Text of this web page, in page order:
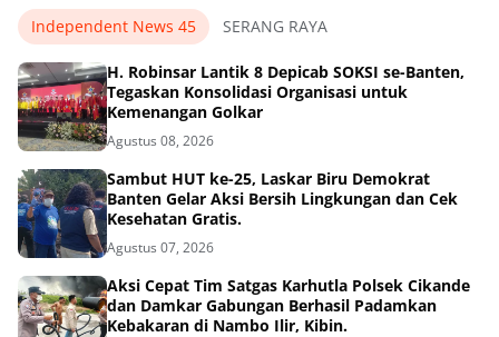
Independent News 45 SERANG RAYA
H. Robinsar Lantik 8 Depicab SOKSI se-Banten,
Tegaskan Konsolidasi Organisasi untuk
Kemenangan Golkar
Agustus 08, 2026
Sambut HUT ke-25, Laskar Biru Demokrat
Banten Gelar Aksi Bersih Lingkungan dan Cek
Kesehatan Gratis.
Agustus 07, 2026
Aksi Cepat Tim Satgas Karhutla Polsek Cikande
dan Damkar Gabungan Berhasil Padamkan
Kebakaran di Nambo Ilir, Kibin.